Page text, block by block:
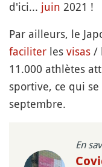
d'ici... juin 2021 !
Par ailleurs, le
faciliter les visas /
11.000 athlètes
sportive, ce qui
septembre.
En